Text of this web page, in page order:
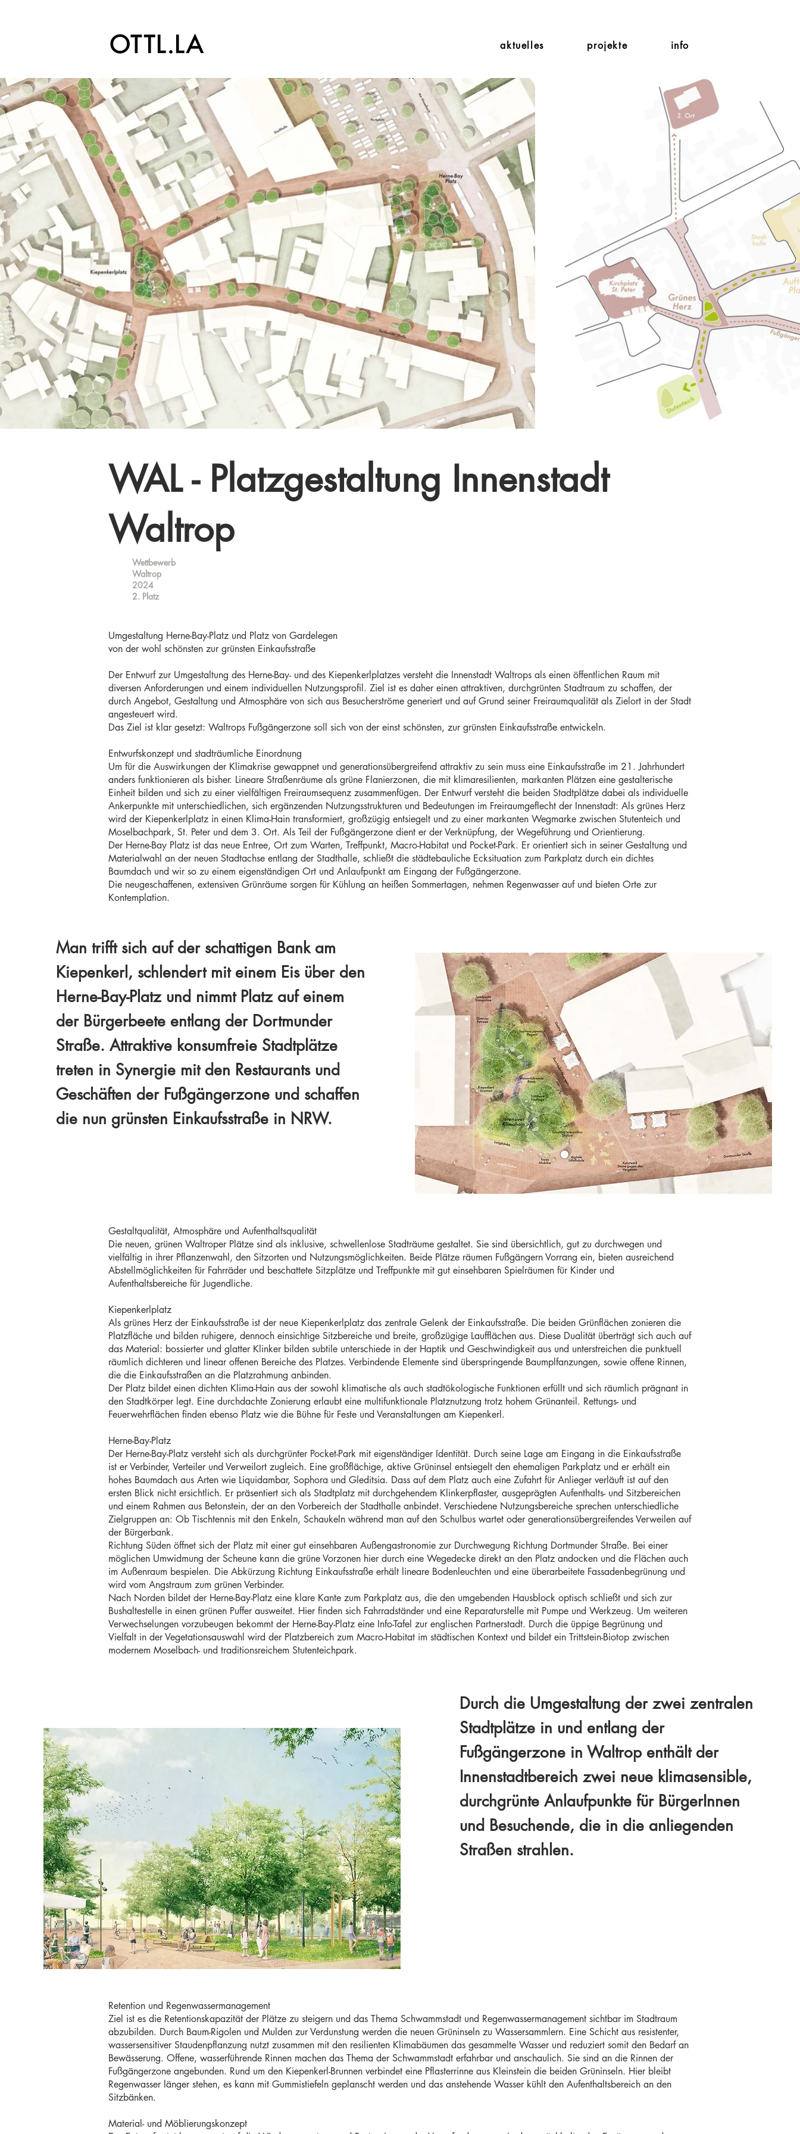
aktuelles projekte info
WAL - Platzgestaltung Innenstadt
Waltrop
Wettbewerb
Waltrop
2024
2. Platz
Umgestaltung Herne-Bay-Platz und Platz von Gardelegen
von der wohl schönsten zur grünsten Einkaufsstraße
Der Entwurf zur Umgestaltung des Herne-Bay- und des Kiepenkerlplatzes versteht die Innenstadt Waltrops als einen öffentlichen Raum mit
diversen Anforderungen und einem individuellen Nutzungsprofil. Ziel ist es daher einen attraktiven, durchgrünten Stadtraum zu schaffen, der
durch Angebot, Gestaltung und Atmosphäre von sich aus Besucherströme generiert und auf Grund seiner Freiraumqualität als Zielort in der Stadt
angesteuert wird.
Das Ziel ist klar gesetzt: Waltrops Fußgängerzone soll sich von der einst schönsten, zur grünsten Einkaufsstraße entwickeln.
Entwurfskonzept und stadträumliche Einordnung
Um für die Auswirkungen der Klimakrise gewappnet und generationsübergreifend attraktiv zu sein muss eine Einkaufsstraße im 21. Jahrhundert
anders funktionieren als bisher. Lineare Straßenräume als grüne Flanierzonen, die mit klimaresilienten, markanten Plätzen eine gestalterische
Einheit bilden und sich zu einer vielfältigen Freiraumsequenz zusammenfügen. Der Entwurf versteht die beiden Stadtplätze dabei als individuelle
Ankerpunkte mit unterschiedlichen, sich ergänzenden Nutzungsstrukturen und Bedeutungen im Freiraumgeflecht der Innenstadt: Als grünes Herz
wird der Kiepenkerlplatz in einen Klima-Hain transformiert, großzügig entsiegelt und zu einer markanten Wegmarke zwischen Stutenteich und
Moselbachpark, St. Peter und dem 3. Ort. Als Teil der Fußgängerzone dient er der Verknüpfung, der Wegeführung und Orientierung.
Der Herne-Bay Platz ist das neue Entree, Ort zum Warten, Treffpunkt, Macro-Habitat und Pocket-Park. Er orientiert sich in seiner Gestaltung und
Materialwahl an der neuen Stadtachse entlang der Stadthalle, schließt die städtebauliche Ecksituation zum Parkplatz durch ein dichtes
Baumdach und wir so zu einem eigenständigen Ort und Anlaufpunkt am Eingang der Fußgängerzone.
Die neugeschaffenen, extensiven Grünräume sorgen für Kühlung an heißen Sommertagen, nehmen Regenwasser auf und bieten Orte zur
Kontemplation.
Man trifft sich auf der schattigen Bank am
Kiepenkerl, schlendert mit einem Eis über den
Herne-Bay-Platz und nimmt Platz auf einem
der Bürgerbeete entlang der Dortmunder
Straße. Attraktive konsumfreie Stadtplätze
treten in Synergie mit den Restaurants und
Geschäften der Fußgängerzone und schaffen
die nun grünsten Einkaufsstraße in NRW.
Gestaltqualität, Atmosphäre und Aufenthaltsqualität
Die neuen, grünen Waltroper Plätze sind als inklusive, schwellenlose Stadträume gestaltet. Sie sind übersichtlich, gut zu durchwegen und
vielfältig in ihrer Pflanzenwahl, den Sitzorten und Nutzungsmöglichkeiten. Beide Plätze räumen Fußgängern Vorrang ein, bieten ausreichend
Abstellmöglichkeiten für Fahrräder und beschattete Sitzplätze und Treffpunkte mit gut einsehbaren Spielräumen für Kinder und
Aufenthaltsbereiche für Jugendliche.
Kiepenkerlplatz
Als grünes Herz der Einkaufsstraße ist der neue Kiepenkerlplatz das zentrale Gelenk der Einkaufsstraße. Die beiden Grünflächen zonieren die
Platzfläche und bilden ruhigere, dennoch einsichtige Sitzbereiche und breite, großzügige Laufflächen aus. Diese Dualität überträgt sich auch auf
das Material: bossierter und glatter Klinker bilden subtile unterschiede in der Haptik und Geschwindigkeit aus und unterstreichen die punktuell
räumlich dichteren und linear offenen Bereiche des Platzes. Verbindende Elemente sind überspringende Baumplfanzungen, sowie offene Rinnen,
die die Einkaufsstraßen an die Platzrahmung anbinden.
Der Platz bildet einen dichten Klima-Hain aus der sowohl klimatische als auch stadtökologische Funktionen erfüllt und sich räumlich prägnant in
den Stadtkörper legt. Eine durchdachte Zonierung erlaubt eine multifunktionale Platznutzung trotz hohem Grünanteil. Rettungs- und
Feuerwehrflächen finden ebenso Platz wie die Bühne für Feste und Veranstaltungen am Kiepenkerl.
Herne-Bay-Platz
Der Herne-Bay-Platz versteht sich als durchgrünter Pocket-Park mit eigenständiger Identität. Durch seine Lage am Eingang in die Einkaufsstraße
ist er Verbinder, Verteiler und Verweilort zugleich. Eine großflächige, aktive Grüninsel entsiegelt den ehemaligen Parkplatz und er erhält ein
hohes Baumdach aus Arten wie Liquidambar, Sophora und Gleditsia. Dass auf dem Platz auch eine Zufahrt für Anlieger verläuft ist auf den
ersten Blick nicht ersichtlich. Er präsentiert sich als Stadtplatz mit durchgehendem Klinkerpflaster, ausgeprägten Aufenthalts- und Sitzbereichen
und einem Rahmen aus Betonstein, der an den Vorbereich der Stadthalle anbindet. Verschiedene Nutzungsbereiche sprechen unterschiedliche
Zielgruppen an: Ob Tischtennis mit den Enkeln, Schaukeln während man auf den Schulbus wartet oder generationsübergreifendes Verweilen auf
der Bürgerbank.
Richtung Süden öffnet sich der Platz mit einer gut einsehbaren Außengastronomie zur Durchwegung Richtung Dortmunder Straße. Bei einer
möglichen Umwidmung der Scheune kann die grüne Vorzonen hier durch eine Wegedecke direkt an den Platz andocken und die Flächen auch
im Außenraum bespielen. Die Abkürzung Richtung Einkaufsstraße erhält lineare Bodenleuchten und eine überarbeitete Fassadenbegrünung und
wird vom Angstraum zum grünen Verbinder.
Nach Norden bildet der Herne-Bay-Platz eine klare Kante zum Parkplatz aus, die den umgebenden Hausblock optisch schließt und sich zur
Bushaltestelle in einen grünen Puffer ausweitet. Hier finden sich Fahrradständer und eine Reparaturstelle mit Pumpe und Werkzeug. Um weiteren
Verwechselungen vorzubeugen bekommt der Herne-Bay-Platz eine Info-Tafel zur englischen Partnerstadt. Durch die üppige Begrünung und
Vielfalt in der Vegetationsauswahl wird der Platzbereich zum Macro-Habitat im städtischen Kontext und bildet ein Trittstein-Biotop zwischen
modernem Moselbach- und traditionsreichem Stutenteichpark.
Durch die Umgestaltung der zwei zentralen
Stadtplätze in und entlang der
Fußgängerzone in Waltrop enthält der
Innenstadtbereich zwei neue klimasensible,
durchgrünte Anlaufpunkte für BürgerInnen
und Besuchende, die in die anliegenden
Straßen strahlen.
Retention und Regenwassermanagement
Ziel ist es die Retentionskapazität der Plätze zu steigern und das Thema Schwammstadt und Regenwassermanagement sichtbar im Stadtraum
abzubilden. Durch Baum-Rigolen und Mulden zur Verdunstung werden die neuen Grüninseln zu Wassersammlern. Eine Schicht aus resistenter,
wassersensitiver Staudenpflanzung nutzt zusammen mit den resilienten Klimabäumen das gesammelte Wasser und reduziert somit den Bedarf an
Bewässerung. Offene, wasserführende Rinnen machen das Thema der Schwammstadt erfahrbar und anschaulich. Sie sind an die Rinnen der
Fußgängerzone angebunden. Rund um den Kiepenkerl-Brunnen verbindet eine Pflasterrinne aus Kleinstein die beiden Grüninseln. Hier bleibt
Regenwasser länger stehen, es kann mit Gummistiefeln geplanscht werden und das anstehende Wasser kühlt den Aufenthaltsbereich an den
Sitzbänken.
Material- und Möblierungskonzept